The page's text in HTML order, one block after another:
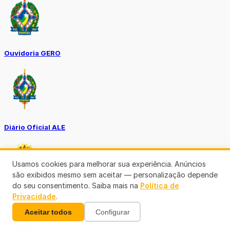
Ouvidoria GERO
Diário Oficial ALE
Diário Oficial da União
Usamos cookies para melhorar sua experiência. Anúncios
são exibidos mesmo sem aceitar — personalização depende
do seu consentimento. Saiba mais na Política de
Privacidade.
Aceitar todos Configurar